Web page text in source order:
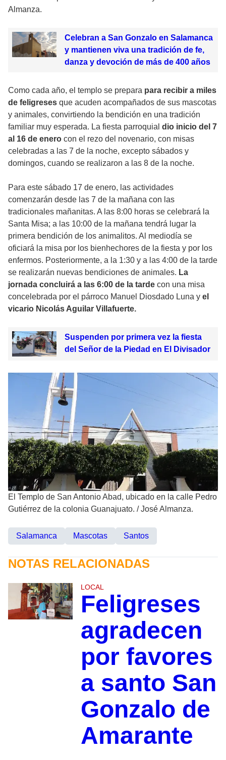
Almanza.
Celebran a San Gonzalo en Salamanca
y mantienen viva una tradición de fe,
danza y devoción de más de 400 años
Como cada año, el templo se prepara para recibir a miles
de feligreses que acuden acompañados de sus mascotas
y animales, convirtiendo la bendición en una tradición
familiar muy esperada. La fiesta parroquial dio inicio del 7
al 16 de enero con el rezo del novenario, con misas
celebradas a las 7 de la noche, excepto sábados y
domingos, cuando se realizaron a las 8 de la noche.
Para este sábado 17 de enero, las actividades
comenzarán desde las 7 de la mañana con las
tradicionales mañanitas. A las 8:00 horas se celebrará la
Santa Misa; a las 10:00 de la mañana tendrá lugar la
primera bendición de los animalitos. Al mediodía se
oficiará la misa por los bienhechores de la fiesta y por los
enfermos. Posteriormente, a la 1:30 y a las 4:00 de la tarde
se realizarán nuevas bendiciones de animales. La
jornada concluirá a las 6:00 de la tarde con una misa
concelebrada por el párroco Manuel Diosdado Luna y el
vicario Nicolás Aguilar Villafuerte.
Suspenden por primera vez la fiesta
del Señor de la Piedad en El Divisador
El Templo de San Antonio Abad, ubicado en la calle Pedro
Gutiérrez de la colonia Guanajuato. /José Almanza.
Salamanca Mascotas Santos
NOTAS RELACIONADAS
LOCAL
Feligreses
agradecen
por favores
a santo San
Gonzalo de
Amarante